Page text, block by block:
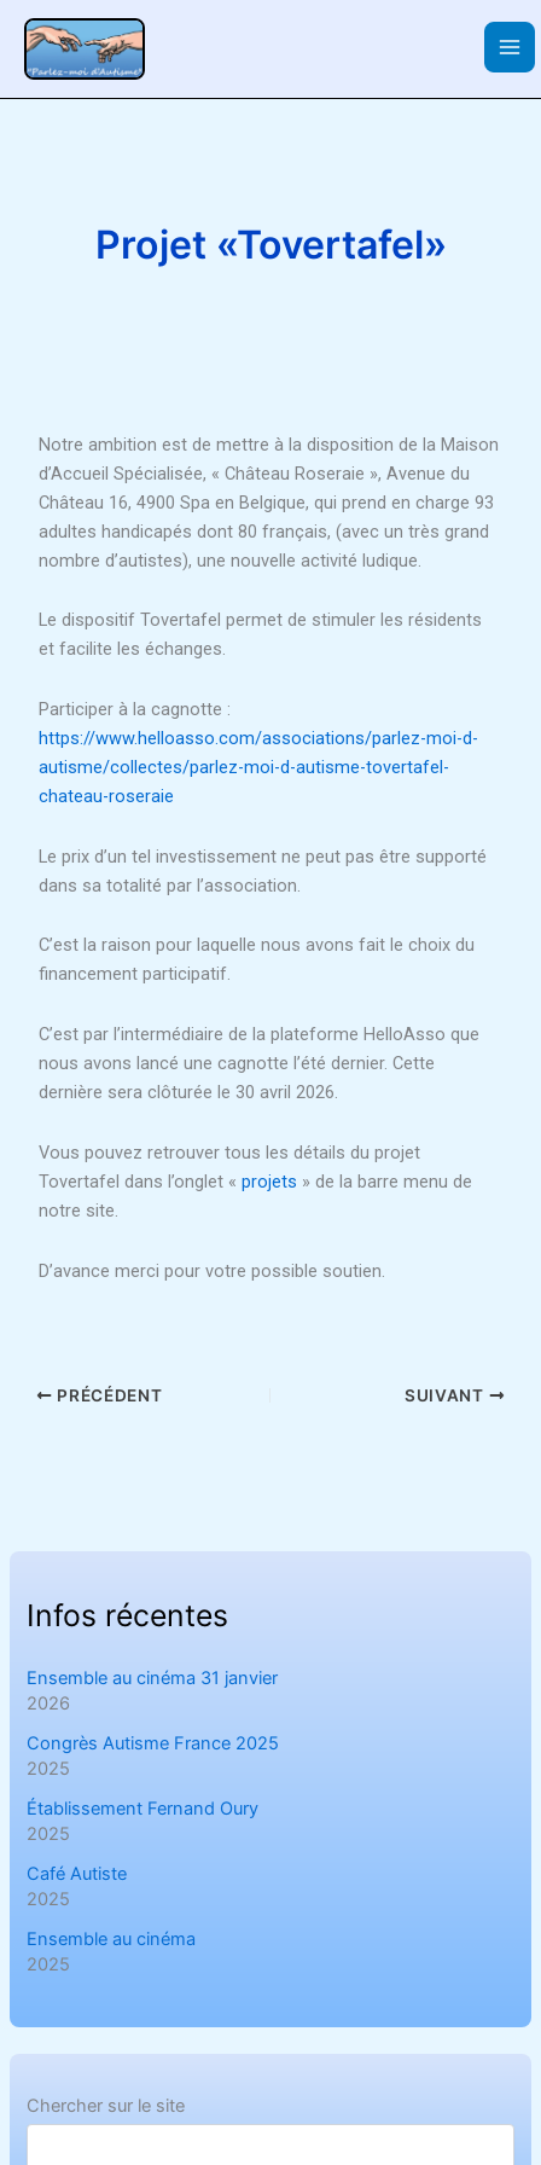
Aller
contenu
Projet «Tovertafel»
Notre ambition est de mettre à la disposition de la Maison
d’Accueil Spécialisée, « Château Roseraie », Avenue du
Château 16, 4900 Spa en Belgique, qui prend en charge 93
adultes handicapés dont 80 français, (avec un très grand
nombre d’autistes), une nouvelle activité ludique.
Le dispositif Tovertafel permet de stimuler les résidents
et facilite les échanges.
Participer à la cagnotte :
https://www.helloasso.com/associations/parlez-moi-d-
autisme/collectes/parlez-moi-d-autisme-tovertafel-
chateau-roseraie
Le prix d’un tel investissement ne peut pas être supporté
dans sa totalité par l’association.
C’est la raison pour laquelle nous avons fait le choix du
financement participatif.
C’est par l’intermédiaire de la plateforme HelloAsso que
nous avons lancé une cagnotte l’été dernier. Cette
dernière sera clôturée le 30 avril 2026.
Vous pouvez retrouver tous les détails du projet
Tovertafel dans l’onglet «projets » de la barre menu de
notre site.
D’avance merci pour votre possible soutien.
PRÉCÉDENT SUIVANT
Infos récentes
Ensemble au cinéma 31 janvier
2026
Congrès Autisme France 2025
2025
Établissement Fernand Oury
2025
Café Autiste
2025
Ensemble au cinéma
2025
Chercher sur le site
h
e
r
r
c
h